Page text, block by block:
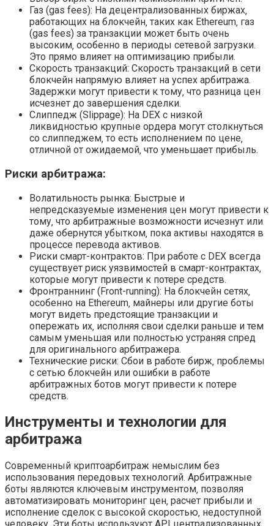
Газ (gas fees): На децентрализованных биржах‚
работающих на блокчейн‚ таких как Ethereum‚ газ
(gas fees) за транзакции может быть очень
высоким‚ особенно в периоды сетевой загрузки.
Это прямо влияет на оптимизацию прибыли.
Скорость транзакций: Скорость транзакций в сети
блокчейн напрямую влияет на успех арбитража.
Задержки могут привести к тому‚ что разница цен
исчезнет до завершения сделки.
Слиппедж (Slippage): На DEX с низкой
ликвидностью крупные ордера могут столкнуться
со слиппеджем‚ то есть исполнением по цене‚
отличной от ожидаемой‚ что уменьшает прибыль.
Риски арбитража:
Волатильность рынка: Быстрые и
непредсказуемые изменения цен могут привести к
тому‚ что арбитражные возможности исчезнут или
даже обернутся убытком‚ пока активы находятся в
процессе перевода активов.
Риски смарт-контрактов: При работе с DEX всегда
существует риск уязвимостей в смарт-контрактах‚
которые могут привести к потере средств.
Фронтраннинг (Front-running): На блокчейн сетях‚
особенно на Ethereum‚ майнеры или другие боты
могут видеть предстоящие транзакции и
опережать их‚ исполняя свои сделки раньше и тем
самым уменьшая или полностью устраняя спред
для оригинального арбитражера.
Технические риски: Сбои в работе бирж‚ проблемы
с сетью блокчейн или ошибки в работе
арбитражных ботов могут привести к потере
средств.
Инструменты и технологии для
арбитража
Современный криптоарбитраж немыслим без
использования передовых технологий. Арбитражные
боты являются ключевым инструментом‚ позволяя
автоматизировать мониторинг цен‚ расчет прибыли и
исполнение сделок с высокой скоростью‚ недоступной